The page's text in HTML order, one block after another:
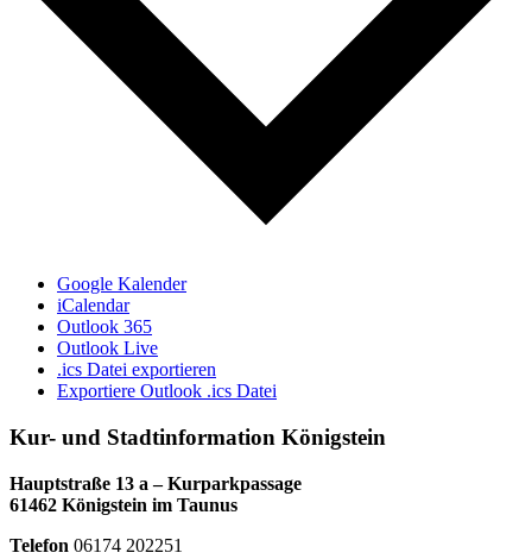
Google Kalender
iCalendar
Outlook 365
Outlook Live
.ics Datei exportieren
Exportiere Outlook .ics Datei
Kur- und Stadtinformation Königstein
Hauptstraße 13 a – Kurparkpassage
61462 Königstein im Taunus
Telefon 06174 202251